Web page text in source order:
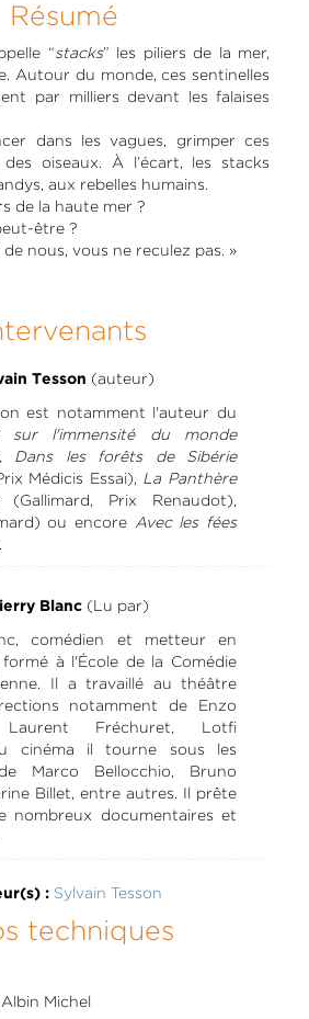
Résumé
“stacks” les piliers de la mer,
Autour du monde, ces sentinelles
par milliers devant les falaises
dans les vagues, grimper ces
oiseaux. À l’écart, les stacks
aux rebelles humains.
de la haute mer ?
être ?
nous, vous ne reculez pas. »
Tesson (auteur)
est notamment l'auteur du
sur l'immensité du monde
Dans les forêts de Sibérie
Médicis Essai), La Panthère
Prix Renaudot),
ou encore Avec les fées
Blanc(Lu par)
comédien et metteur en
formé à l'École de la Comédie
Il a travaillé au théâtre
notamment de Enzo
Laurent Fréchuret, Lotfi
cinéma il tourne sous les
Marco Bellocchio, Bruno
Billet, entre autres. Il prête
nombreux documentaires et
: Sylvain Tesson
techniques
Michel